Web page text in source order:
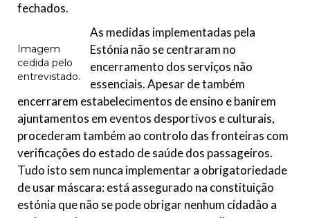
fechados.
Imagem
cedida pelo
entrevistado.
As medidas implementadas pela
Estónia não se centraram no
encerramento dos serviços não
essenciais. Apesar de também
encerrarem estabelecimentos de ensino e banirem
ajuntamentos em eventos desportivos e culturais,
procederam também ao controlo das fronteiras com
verificações do estado de saúde dos passageiros.
Tudo isto sem nunca implementar a obrigatoriedade
de usar máscara: está assegurado na constituição
estónia que não se pode obrigar nenhum cidadão a